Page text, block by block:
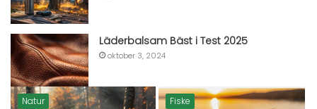
Läderbalsam Bäst i Test 2025
oktober 3, 2024
Natur Fiske